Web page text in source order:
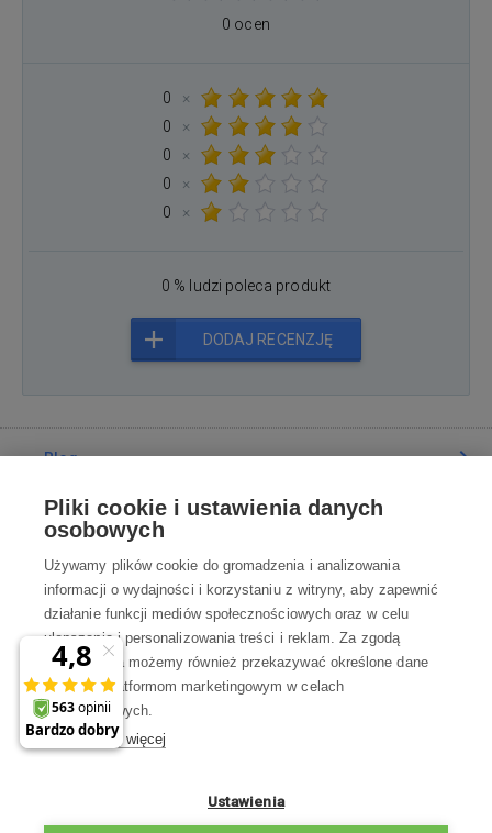
0 ocen
0
×
0
×
0
×
0
×
0
×
0 % ludzi poleca produkt
DODAJ RECENZJĘ
Blog
Poradnia
Wszystko o zakupach
Kontakt
Skontaktuj się z Nami
Pon-Pt 8:00—17:00
na pierwsze zakupy?
Pliki cookie i ustawienia danych
osobowych
Używamy plików cookie do gromadzenia i analizowania
informacji o wydajności i korzystaniu z witryny, aby zapewnić
działanie funkcji mediów społecznościowych oraz w celu
ulepszania i personalizowania treści i reklam. Za zgodą
użytkownika możemy również przekazywać określone dane
osobowe platformom marketingowym w celach
marketingowych.
Dowiedz się więcej
Ustawienia